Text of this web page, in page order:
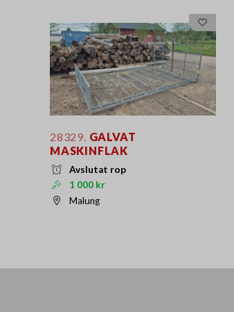
28329. GALVAT
MASKINFLAK
Avslutat rop
1 000 kr
Malung